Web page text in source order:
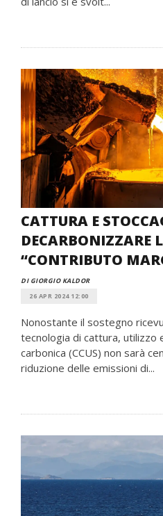
CATTURA E
DECARBONIZZARE
“CONTRIBUTO
DI GIORGIO KALDOR
26 APR 2024 12:00
Nonostante il sostegno
tecnologia di cattura, utilizzo
carbonica (CCUS) non sarà
riduzione delle emissioni di...